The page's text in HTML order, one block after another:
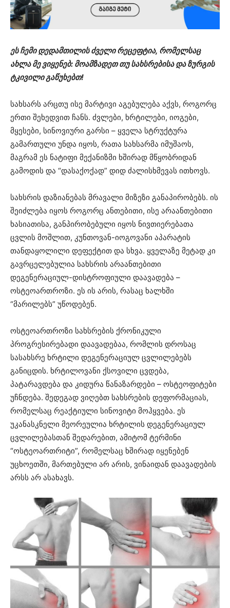
ეს ჩემი დედამთილის ძველი რეცეფტია, რომელსაც
ახლა მე ვიყენებ: მოამზადეთ თუ სახსრებისა და ზურგის
ტკივილი გაწუხებთ!
სახსარს არცთუ ისე მარტივი აგებულება აქვს, როგორც
ერთი შეხედვით ჩანს. ძვლები, ხრტილები, იოგები,
მყესები, სინოვიური გარსი – ყველა სტრუქტურა
გამართული უნდა იყოს, რათა სახსარმა იმუშაოს,
მაგრამ ეს ნატიფი მექანიზმი ხშირად მწყობრიდან
გამოდის და “დასაქოქად” დიდ ძალისხმევას ითხოვს.
სახსრის დაზიანებას მრავალი მიზეზი განაპირობებს. ის
შეიძლება იყოს როგორც ანთებითი, ისე არაანთებითი
ხასიათისა, განპირობებული იყოს ნივთიერებათა
ცვლის მოშლით, კუნთოვან-იოგოვანი აპარატის
თანდაყოლილი დეფექტით და სხვა. ყველაზე მეტად კი
გავრცელებულია სახსრის არაანთებითი
დეგენერაციულ-დისტროფიული დაავადება –
ოსტეოართროზი. ეს ის არის, რასაც ხალხში
“მარილებს” უწოდებენ.
ოსტეოართროზი სახსრების ქრონიკული
პროგრესირებადი დაავადებაა, რომლის დროსაც
სასახსრე ხრტილი დეგენერაციულ ცვლილებებს
განიცდის. ხრტილოვანი ქსოვილი ცვდება,
პატარავდება და კიდურა წანაზარდები – ოსტეოფიტები
უჩნდება. შედეგად ვიღებთ სახსრების დეფორმაციას,
რომელსაც რეაქტიული სინოვიტი მოჰყვება. ეს
უკანასკნელი მეორეულია ხრტილის დეგენერაციულ
ცვლილებასთან შედარებით, ამიტომ ტერმინი
“ოსტეოართრიტი”, რომელსაც ხშირად იყენებენ
უცხოეთში, მართებული არ არის, ვინაიდან დაავადების
არსს არ ასახავს.